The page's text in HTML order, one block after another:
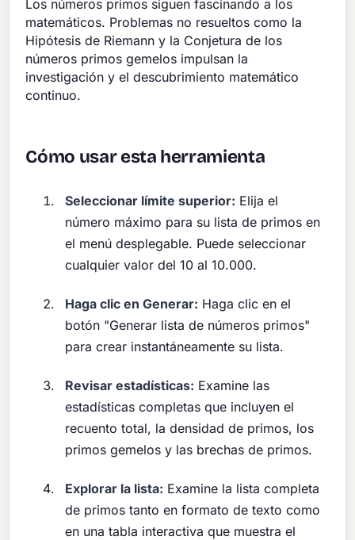
Los números primos siguen fascinando a los
matemáticos. Problemas no resueltos como la
Hipótesis de Riemann y la Conjetura de los
números primos gemelos impulsan la
investigación y el descubrimiento matemático
continuo.
Cómo usar esta herramienta
Seleccionar límite superior: Elija el
número máximo para su lista de primos en
el menú desplegable. Puede seleccionar
cualquier valor del 10 al 10.000.
Haga clic en Generar: Haga clic en el
botón "Generar lista de números primos"
para crear instantáneamente su lista.
Revisar estadísticas: Examine las
estadísticas completas que incluyen el
recuento total, la densidad de primos, los
primos gemelos y las brechas de primos.
Explorar la lista: Examine la lista completa
de primos tanto en formato de texto como
en una tabla interactiva que muestra el